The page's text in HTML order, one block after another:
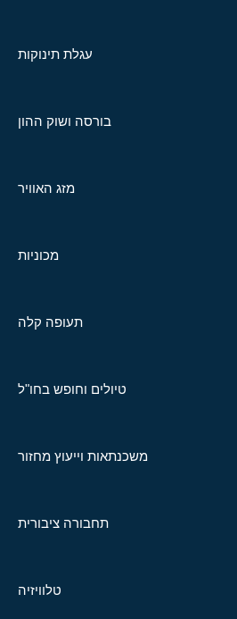
עגלת תינוקות
בורסה ושוק ההון
מזג האוויר
מכוניות
תעופה קלה
טיולים וחופש בחו"ל
משכנתאות וייעוץ מחזור
תחבורה ציבורית
טלוויזיה